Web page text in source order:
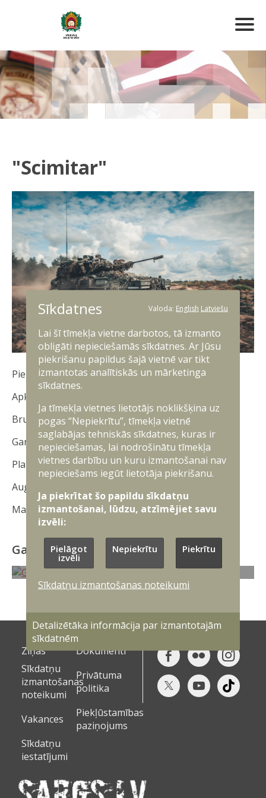
"Scimitar"
Pielietojums: vieglais tanks
Apkalpe: 3 karavīri
Bruņojums: 30 mm lielgabals, 7,62 mm ložmetējs
Garums: 4,6 metri
Platums: 2,2 metri
Augstums: 2,1 metrs
Maksimālais ātrums: 72,4 km/h
Galerijas
Ziņas
Dokumenti
Sīkdatņu
izmantošanas
noteikumi
Privātuma
politika
Vakances
Piekļūstamības
paziņojums
Sīkdatņu
iestatījumi
Sīkdatnes Valoda: English Latviešu
Lai šī tīmekļa vietne darbotos, tā izmanto
obligāti nepieciešamās sīkdatnes. Ar Jūsu
piekrišanu papildus šajā vietnē var tikt
izmantotas analītiskās un mārketinga
sīkdatnes.
Ja tīmekļa vietnes lietotājs noklikšķina uz
pogas “Nepiekrītu”, tīmekļa vietnē
saglabājas tehniskās sīkdatnes, kuras ir
nepieciešamas, lai nodrošinātu tīmekļa
vietnes darbību un kuru izmantošanai nav
nepieciešams iegūt lietotāja piekrišanu.
Ja piekrītat šo papildu sīkdatņu
izmantošanai, lūdzu, atzīmējiet savu
izvēli:
Pielāgot
izvēli
Nepiekrītu Piekrītu
Sīkdatņu izmantošanas noteikumi
Detalizētāka informācija par izmantotajām
sīkdatnēm